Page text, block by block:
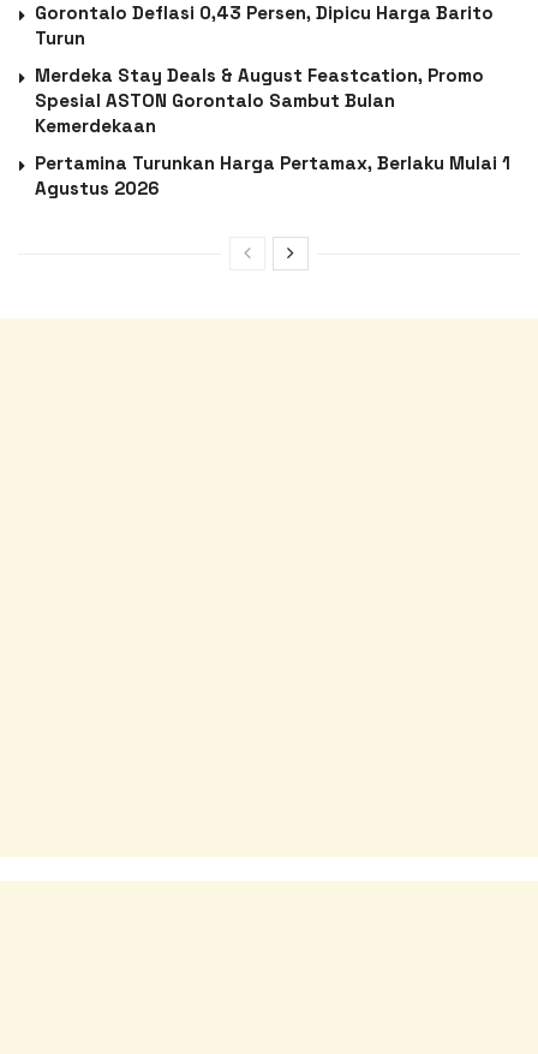
Gorontalo Deflasi 0,43 Persen, Dipicu Harga Barito
Turun
Merdeka Stay Deals & August Feastcation, Promo
Spesial ASTON Gorontalo Sambut Bulan
Kemerdekaan
Pertamina Turunkan Harga Pertamax, Berlaku Mulai 1
Agustus 2026